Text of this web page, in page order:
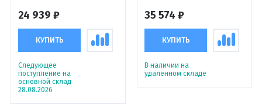
F/UTP CAT5-e, 305 м
24 939 ₽
КУПИТЬ
Следующее
поступление на
основной склад
28.08.2026
SF/UTP CAT5-e, 305 м
35 574 ₽
КУПИТЬ
В наличии на
удаленном складе